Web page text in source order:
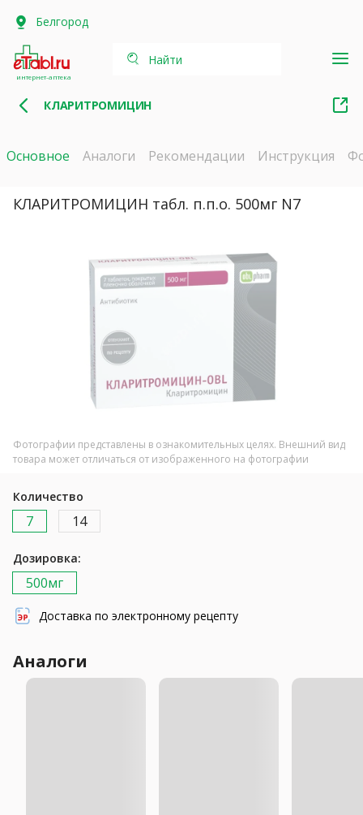
Белгород
интернет-аптека
Найти
КЛАРИТРОМИЦИН
Основное Аналоги Рекомендации Инструкция
КЛАРИТРОМИЦИН табл. п.п.о. 500мг N7
Фотографии представлены в ознакомительных целях. Внешний вид
товара может отличаться от изображенного на фотографии
Количество
7 14
Дозировка:
500мг
Доставка по электронному рецепту
Аналоги